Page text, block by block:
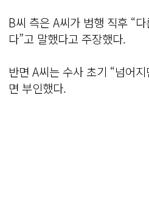
B씨 측은 A씨가 범행 직후 “
다”고 말했다고 주장했다.
반면 A씨는 수사 초기 “넘어
면 부인했다.